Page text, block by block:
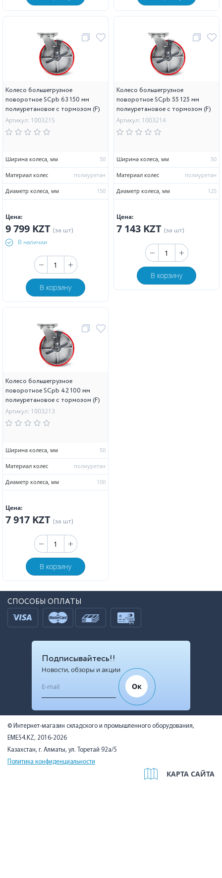
Колесо большегрузное
поворотное SCpb 63 150 мм
полиуретановое с тормозом (F)
Артикул: 1003215
Ширина колеса, мм 50
Материал колес полиуретан
Диаметр колеса, мм 150
Цена:
9 799 KZT (за шт)
В наличии
В корзину
Колесо большегрузное
поворотное SCpb 55 125 мм
полиуретановое с тормозом (F)
Артикул: 1003214
Ширина колеса, мм 50
Материал колес полиуретан
Диаметр колеса, мм 125
Цена:
7 143 KZT (за шт)
В корзину
Колесо большегрузное
поворотное SCpb 42 100 мм
полиуретановое с тормозом (F)
Артикул: 1003213
Ширина колеса, мм 50
Материал колес полиуретан
Диаметр колеса, мм 100
Цена:
7 917 KZT (за шт)
В корзину
СПОСОБЫ ОПЛАТЫ
Подписывайтесь!!
Новости, обзоры и акции
Ок
© Интернет-магазин складского и промышленного оборудования,
EME54.KZ, 2016-2026
Казахстан, г. Алматы, ул. Торетай 92а/5
Политика конфиденциальности
КАРТА САЙТА